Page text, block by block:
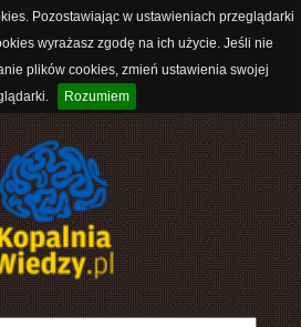
Pozostawiając w ustawieniach przeglądarki
wyrażasz zgodę na ich użycie. Jeśli nie
plików cookies, zmień ustawienia swojej
Rozumiem